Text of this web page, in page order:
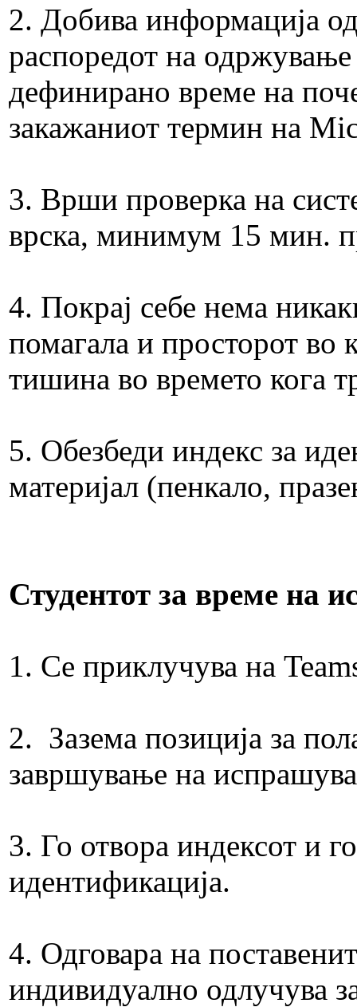
2. Добива информација
распоредот на
дефинирано време на
закажаниот термин на
3. Врши проверка на
врска, минимум 15 мин.
4. Покрај себе нема
помагала и просторот во
тишина во времето кога
5. Oбезбеди индекс за
материјал (пенкало,
Студентот за време на
1. Се приклучува на
2. Зазема позиција за
завршување на
3. Го отвора индексот и
идентификација.
4. Одговара на
индивидуално одлучува